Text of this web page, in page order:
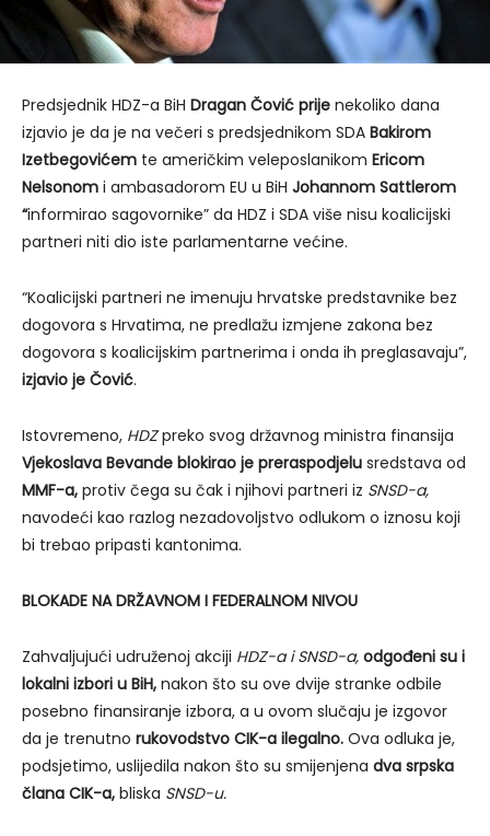
Predsjednik HDZ-a BiH Dragan Čović prije nekoliko dana
izjavio je da je na večeri s predsjednikom SDA Bakirom
Izetbegovićem te američkim veleposlanikom Ericom
Nelsonom i ambasadorom EU u BiH Johannom Sattlerom
“informirao sagovornike” da HDZ i SDA više nisu koalicijski
partneri niti dio iste parlamentarne većine.
“Koalicijski partneri ne imenuju hrvatske predstavnike bez
dogovora s Hrvatima, ne predlažu izmjene zakona bez
dogovora s koalicijskim partnerima i onda ih preglasavaju”,
izjavio je Čović.
Istovremeno, HDZpreko svog državnog ministra finansija
Vjekoslava Bevande blokirao je preraspodjelu sredstava od
MMF-a, protiv čega su čak i njihovi partneri iz SNSD-a,
navodeći kao razlog nezadovoljstvo odlukom o iznosu koji
bi trebao pripasti kantonima.
BLOKADE NA DRŽAVNOM I FEDERALNOM NIVOU
Zahvaljujući udruženoj akciji HDZ-a i SNSD-a, odgođeni su i
lokalni izbori u BiH, nakon što su ove dvije stranke odbile
posebno finansiranje izbora, a u ovom slučaju je izgovor
da je trenutno rukovodstvo CIK-a ilegalno. Ova odluka je,
podsjetimo, uslijedila nakon što su smijenjena dva srpska
člana CIK-a, bliska SNSD-u.